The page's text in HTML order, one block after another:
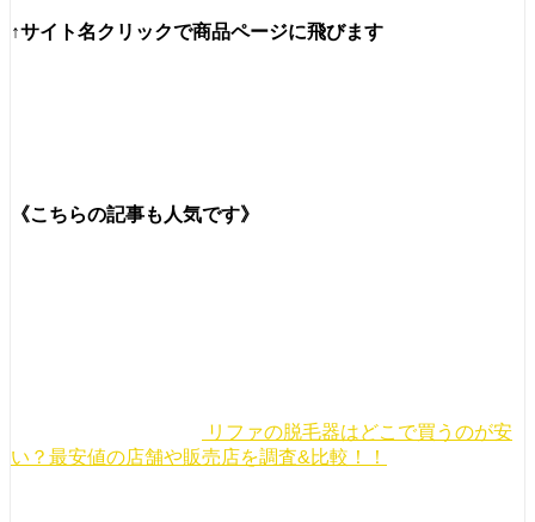
↑サイト名クリックで商品ページに飛びます
《こちらの記事も人気です》
リファの脱毛器はどこで買うのが安
い？最安値の店舗や販売店を調査&比較！！